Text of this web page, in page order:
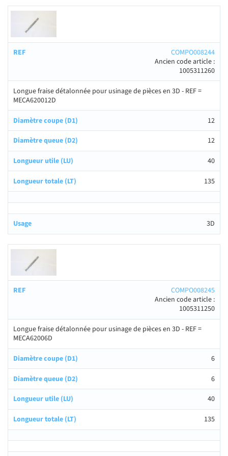
COMPO008244
Ancien code article :
1005311260
Longue fraise détalonnée pour usinage de pièces en 3D - REF =
MECA620012D
12
12
40
135
3D
COMPO008245
Ancien code article :
1005311250
Longue fraise détalonnée pour usinage de pièces en 3D - REF =
MECA62006D
6
6
40
135